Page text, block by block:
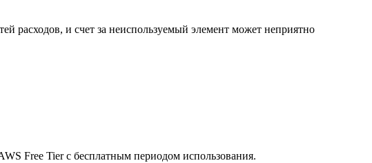
расходов, и счет за неиспользуемый элемент может неприятно
Free Tier с бесплатным периодом использования.